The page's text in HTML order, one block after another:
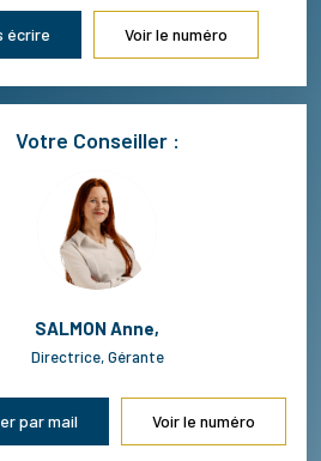
écrire Voir le numéro
Votre Conseiller :
SALMON Anne,
Directrice, Gérante
par mail Voir le numéro